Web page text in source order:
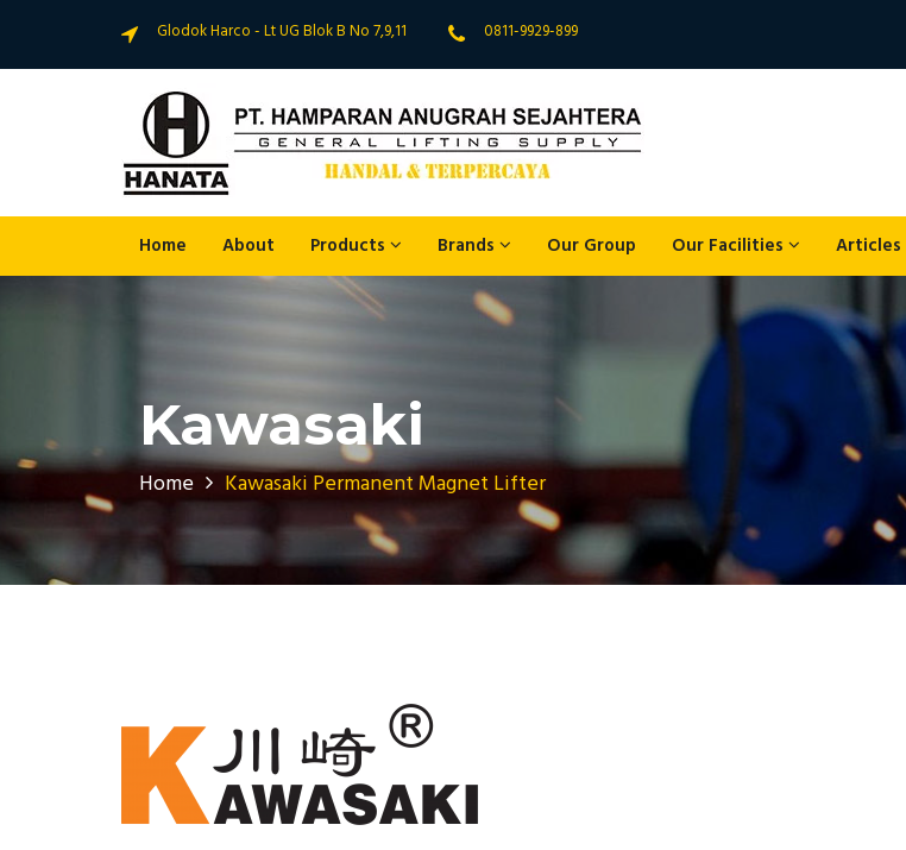
Glodok Harco - Lt UG Blok B No 7,9,11 0811-9929-899
Home About Products Brands Our Group Our Facilities Articles
Kawasaki
Home Kawasaki Permanent Magnet Lifter